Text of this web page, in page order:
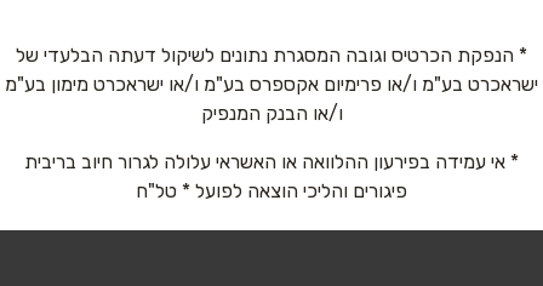
אנא חזרו אלי בקשר ל...
* הנפקת הכרטיס וגובה המסגרת נתונים לשיקול דעתה הבלעדי של
ישראכרט בע"מ ו/או פרימיום אקספרס בע"מ ו/או ישראכרט מימון בע"מ
ו/או הבנק המנפיק
* אי עמידה בפירעון ההלוואה או האשראי עלולה לגרור חיוב בריבית
פיגורים והליכי הוצאה לפועל * טל"ח